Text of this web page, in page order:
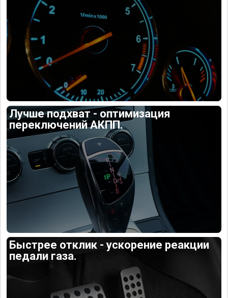
Лучше подхват - оптимизация
переключений АКПП.
Быстрее отклик - ускорение реакции
педали газа.